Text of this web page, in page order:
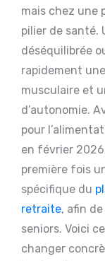
mais chez une
pilier de santé.
déséquilibrée
rapidement
musculaire et
d’autonomie.
pour
en février
première fois
spécifique du
retraite, afin
seniors. Voici
changer